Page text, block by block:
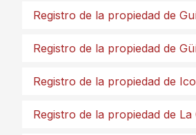
Registro de la propiedad de
Registro de la propiedad de
Registro de la propiedad de
Registro de la propiedad de